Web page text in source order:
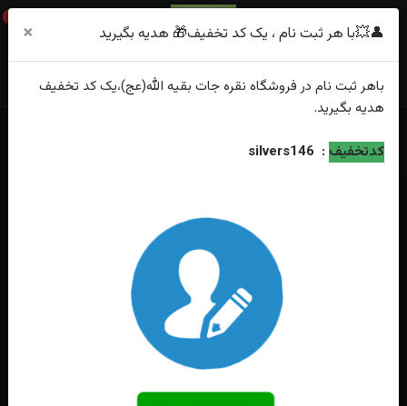
0
خانه فهرست محصولات
👤💥با هر ثبت نام ، یک کد تخفیف🎁 هدیه بگیرید ×
باهر ثبت نام در فروشگاه نقره جات بقیه الله(عج)،یک کد تخفیف
هدیه بگیرید.
کدتخفیف :
silvers146